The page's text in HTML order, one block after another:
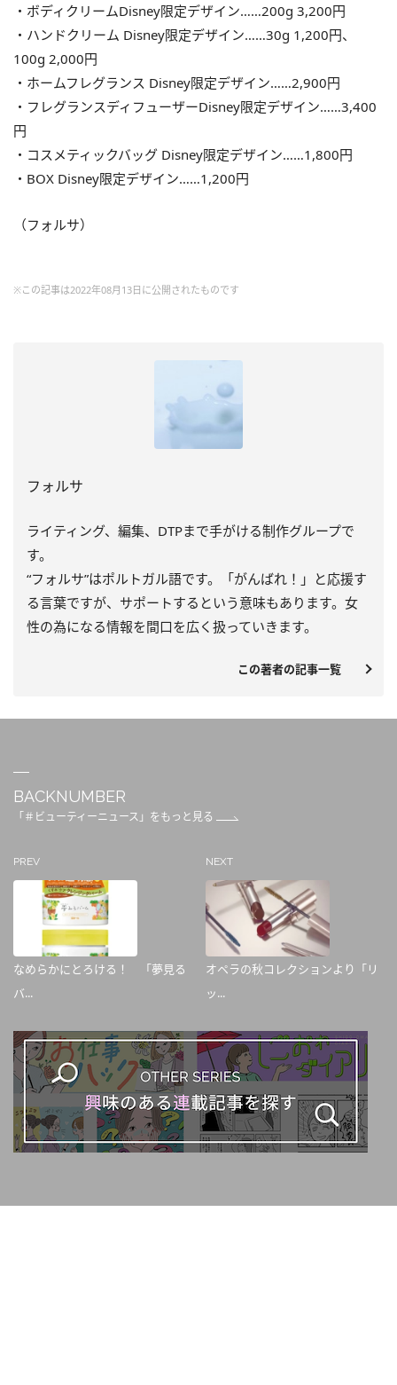
・ボディクリームDisney限定デザイン……200g 3,200円
・ハンドクリーム Disney限定デザイン……30g 1,200円、
100g 2,000円
・ホームフレグランス Disney限定デザイン……2,900円
・フレグランスディフューザーDisney限定デザイン……3,400
円
・コスメティックバッグ Disney限定デザイン……1,800円
・BOX Disney限定デザイン……1,200円
（フォルサ）
※この記事は2022年08月13日に公開されたものです
フォルサ
ライティング、編集、DTPまで手がける制作グループで
す。
“フォルサ”はポルトガル語です。「がんばれ！」と応援す
る言葉ですが、サポートするという意味もあります。女
性の為になる情報を間口を広く扱っていきます。
この著者の記事一覧
BACKNUMBER
「＃ビューティーニュース」をもっと見る
PREV
なめらかにとろける！ 「夢見る
バ...
NEXT
オペラの秋コレクションより「リ
ッ...